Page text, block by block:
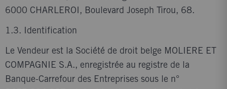
6000 CHARLEROI, Boulevard Joseph Tirou, 68.
1.3. Identification
Le Vendeur est la Société de droit belge MOLIERE ET
COMPAGNIE S.A., enregistrée au registre de la
Banque-Carrefour des Entreprises sous le n°